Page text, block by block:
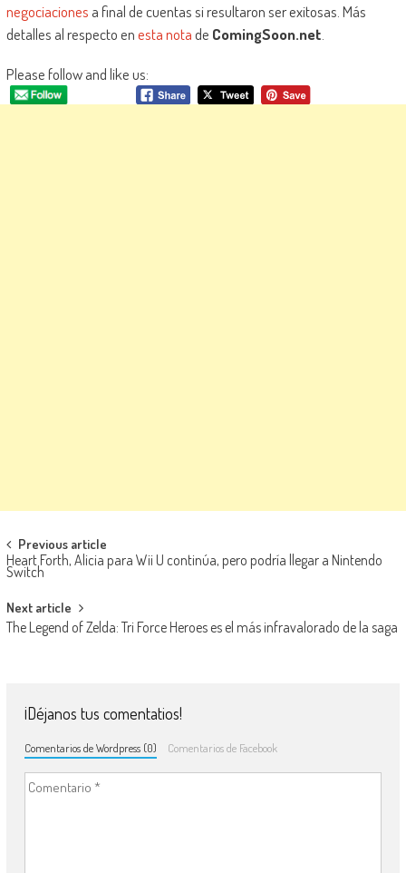
negociaciones a final de cuentas si resultaron ser exitosas. Más
detalles al respecto enesta notade ComingSoon.net
Please follow and like us:
Navegación de entradas
Previous article
Heart Forth, Alicia para Wii U continúa, pero podría llegar a Nintendo
Switch
Next article
The Legend of Zelda: Tri Force Heroes es el más infravalorado de la saga
¡Déjanos tus comentatios!
Comentarios de Wordpress (0) Comentarios de Facebook